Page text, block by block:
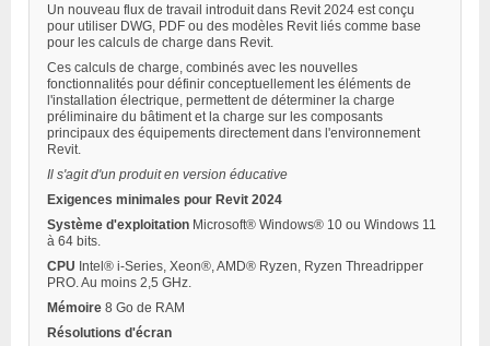
Un nouveau flux de travail introduit dans Revit 2024 est conçu
pour utiliser DWG, PDF ou des modèles Revit liés comme base
pour les calculs de charge dans Revit.
Ces calculs de charge, combinés avec les nouvelles
fonctionnalités pour définir conceptuellement les éléments de
l'installation électrique, permettent de déterminer la charge
préliminaire du bâtiment et la charge sur les composants
principaux des équipements directement dans l'environnement
Revit.
Il s'agit d'un produit en version éducative
Exigences minimales pour Revit 2024
Système d'exploitation Microsoft® Windows® 10 ou Windows 11
à 64 bits.
CPU Intel® i-Series, Xeon®, AMD® Ryzen, Ryzen Threadripper
PRO. Au moins 2,5 GHz.
Mémoire 8 Go de RAM
Résolutions d'écran